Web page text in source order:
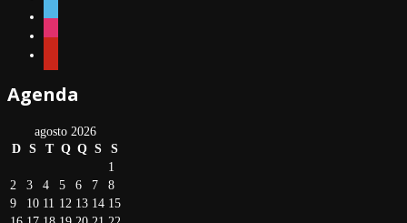
Agenda
agosto 2026
D S T Q Q S
S
1
2
3 4 5 6 7
8
9
10 11 12 13 14 15